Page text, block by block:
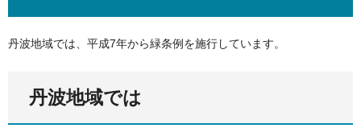
丹波地域では、平成7年から緑条例を施行しています。
丹波地域では